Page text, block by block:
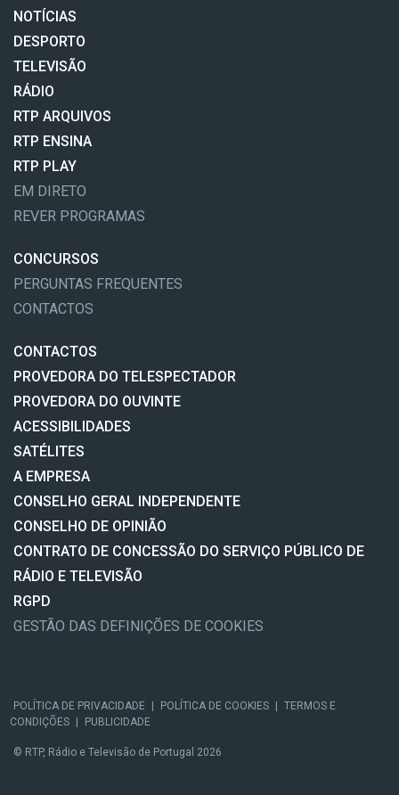
NOTÍCIAS
DESPORTO
TELEVISÃO
RÁDIO
RTP ARQUIVOS
RTP ENSINA
RTP PLAY
EM DIRETO
REVER PROGRAMAS
CONCURSOS
PERGUNTAS FREQUENTES
CONTACTOS
CONTACTOS
PROVEDORA DO TELESPECTADOR
PROVEDORA DO OUVINTE
ACESSIBILIDADES
SATÉLITES
A EMPRESA
CONSELHO GERAL INDEPENDENTE
CONSELHO DE OPINIÃO
CONTRATO DE CONCESSÃO DO SERVIÇO PÚBLICO DE
RÁDIO E TELEVISÃO
RGPD
GESTÃO DAS DEFINIÇÕES DE COOKIES
POLÍTICA DE PRIVACIDADE | POLÍTICA DE COOKIES | TERMOS E
CONDIÇÕES | PUBLICIDADE
© RTP, Rádio e Televisão de Portugal 2026